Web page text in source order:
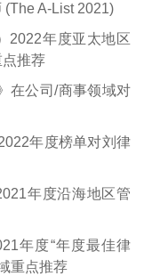
A-List 2021)
2022年度亚太地区
推荐
在公司/商事领域对
年度榜单对刘律
年度沿海地区管
年度“年度最佳律
重点推荐